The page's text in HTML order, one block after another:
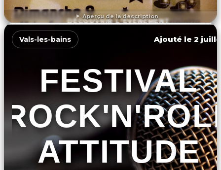
Aperçu de la description
DÉCOUVRIR L'ÉVÉNEMENT
Vals-les-bains Ajouté le 2
FESTIVAL
ATTITUDE